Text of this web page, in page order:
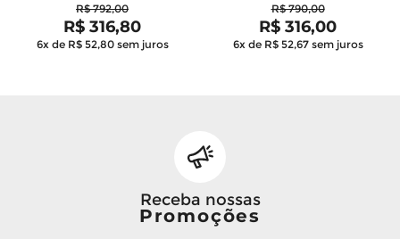
R$ 792,00
R$ 316,80
6x de R$ 52,80 sem juros
R$ 790,00
R$ 316,00
6x de R$ 52,67 sem juros
Receba nossas
Promoções